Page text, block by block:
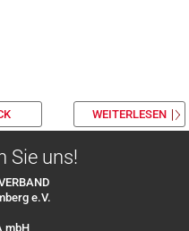
WEITERLESEN
Sie uns!
e.V.
mbH